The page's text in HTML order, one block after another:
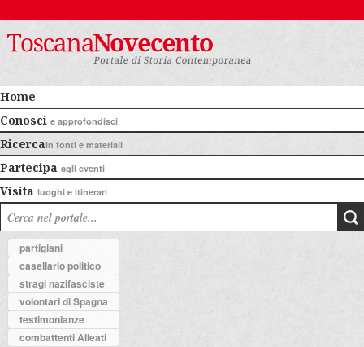
Home
Conosci e approfondisci
Ricercain fonti e materiali
Partecipa agli eventi
Visita luoghi e itinerari
partigiani
casellario politico
stragi nazifasciste
volontari di Spagna
testimonianze
combattenti Alleati